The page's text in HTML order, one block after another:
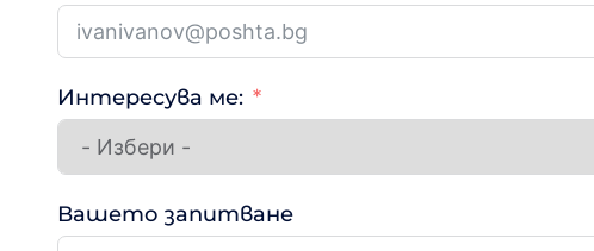
Интересува ме:
Вашето запитване